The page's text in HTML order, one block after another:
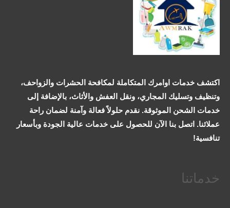
اكتشف خدمات اوامرك المتكاملة لمكافحة الحشرات والزواحف،
وتنظيف وتسليك المجاري، ونقل العفش والأثاث، بالإضافة إلى
خدمات الشحن الموثوقة. نقدم حلولاً فعالة وآمنة لضمان راحة
عملائنا. اتصل بنا الآن للحصول على خدمات عالية الجودة وبأسعار
تنافسية!
خدماتنا